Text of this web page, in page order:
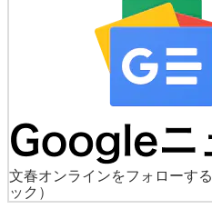
文春オンラインをフォローする
ック）